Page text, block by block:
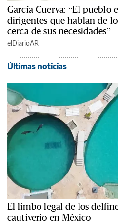
García Cuerva: “El pueblo
dirigentes que hablan de
cerca de sus necesidades”
elDiarioAR
Últimas noticias
El limbo legal de los
cautiverio en México